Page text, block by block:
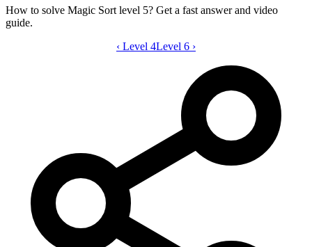
How to solve Magic Sort level 5? Get a fast answer and video
guide.
Magic Sort level 5 video guide
‹ Level 4Level 6 ›